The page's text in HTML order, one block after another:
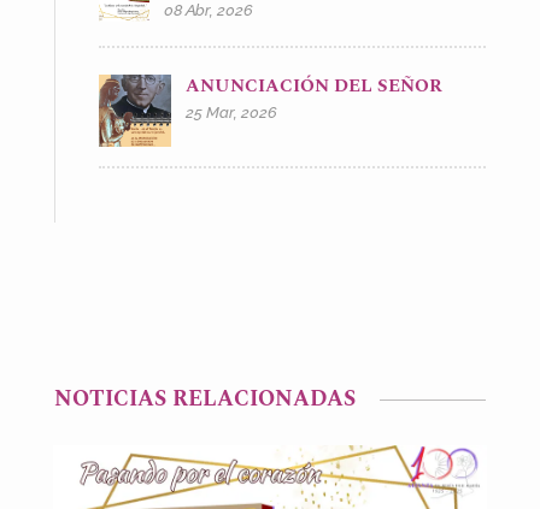
08 Abr, 2026
ANUNCIACIÓN DEL SEÑOR
25 Mar, 2026
NOTICIAS RELACIONADAS